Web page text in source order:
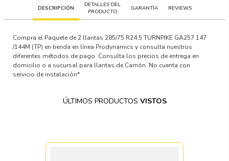
DESCRIPCIÓN
DETALLES DEL
PRODUCTO
GARANTÍA REVIEWS
Compra el Paquete de 2 llantas 285/75 R24.5 TURNPIKE GA257 147
/144M (TP) en tienda en línea Prodynamics y consulta nuestros
diferentes métodos de pago. Consulta los precios de entrega en
domicilio o a sucursal para llantas de Camón. No cuenta con
servicio de instalación*
ÚLTIMOS PRODUCTOS VISTOS